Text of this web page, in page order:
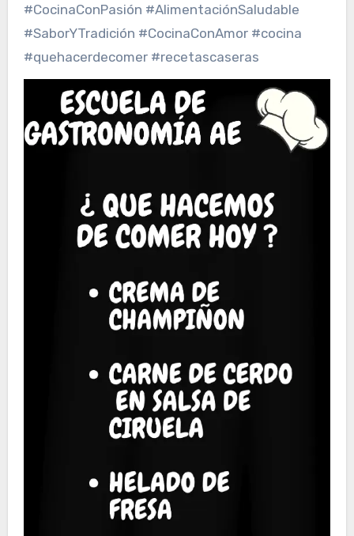
#CocinaConPasión #AlimentaciónSaludable
#SaborYTradición #CocinaConAmor #cocina
#quehacerdecomer #recetascaseras